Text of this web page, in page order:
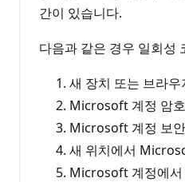
간이 있습니다.
다음과 같은 경우 일회성
새 장치 또는 브라
Microsoft 계정 암
Microsoft 계정 보
새 위치에서
Microsoft 계정에서